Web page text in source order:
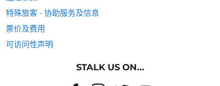
特殊旅客 - 协助服务及信息
票价及费用
可访问性声明
STALK US ON...